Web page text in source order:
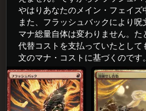
やはりあなたのメイン・フェイ
また、フラッシュバックにより
マナ総量自体は変わりません。
代替コストを支払っていたとし
文のマナ・コストに基づくのです。
フラッシュバック 溶(よう)融(ゆう)せし